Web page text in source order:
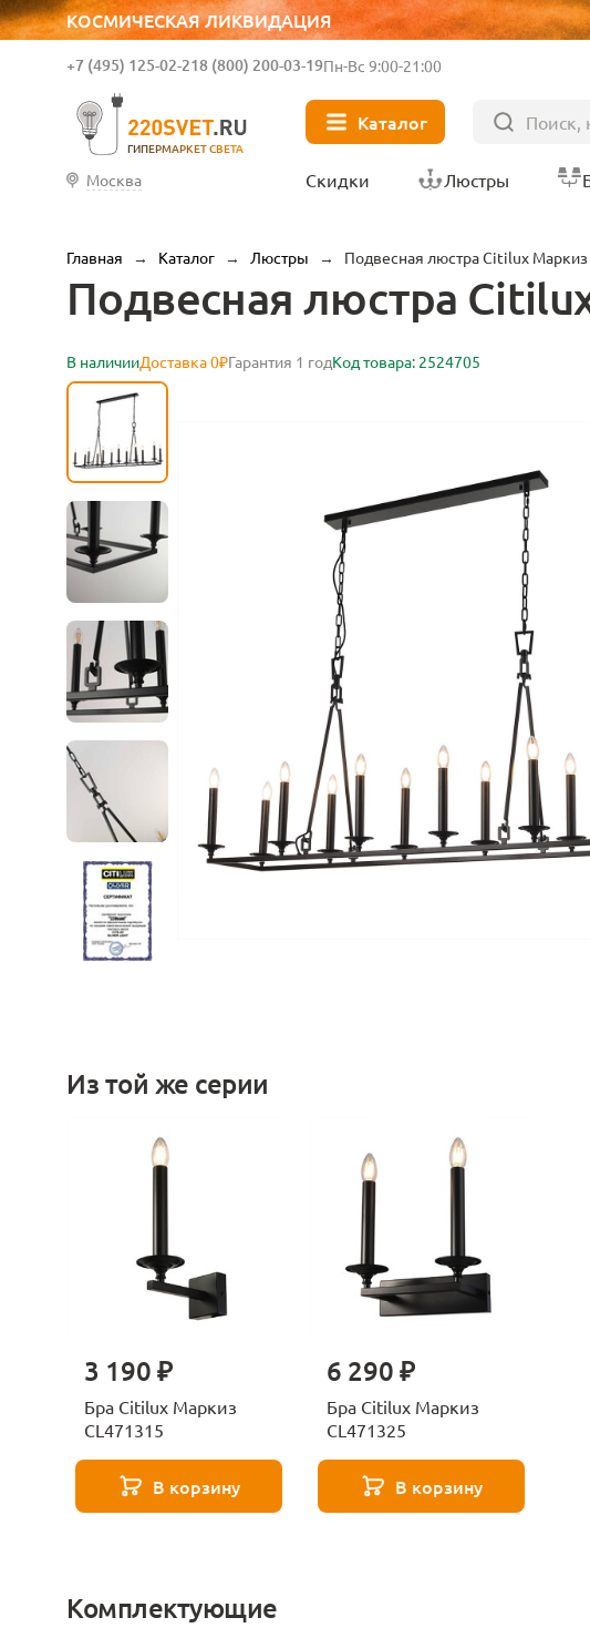
КОСМИЧЕСКАЯ ЛИКВИДАЦИЯ
ГИПЕРМАРКЕТ СВЕТА
+7 (495) 125-02-218 (800) 200-03-19Пн-Вс 9:00-21:00
Каталог
Москва Скидки Люстры
Главная → Каталог → Люстры → Подвесная люстра Citilux Маркиз
Подвесная люстра
В наличииДоставка 0₽Гарантия 1 годКод товара: 2524705
Из той же серии
3 190 ₽
Бра Citilux Маркиз
CL471315
В корзину
6 290 ₽
Бра Citilux Маркиз
CL471325
В корзину
Комплектующие